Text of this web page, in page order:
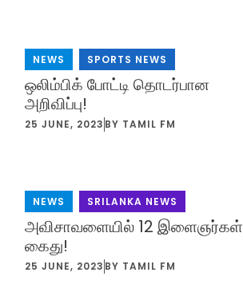
NEWS SPORTS NEWS
ஒலிம்பிக் போட்டி தொடர்பான
அறிவிப்பு!
25 JUNE, 2023 BY TAMIL FM
NEWS SRILANKA NEWS
அவிசாவளையில் 12 இளைஞர்கள்
கைது!
25 JUNE, 2023 BY TAMIL FM